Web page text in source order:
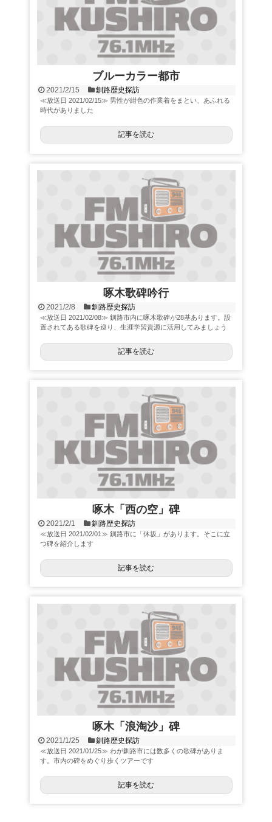
ブルーカラー都市
2021/2/15 釧路歴史探訪
≪放送日 2021/02/15≫ 男性が紺色の作業着をまとい、あふれる
時代がありました
記事を読む
啄木歌碑吟行
2021/2/8 釧路歴史探訪
≪放送日 2021/02/08≫ 釧路市内に啄木歌碑が28基あります。設
置されてある歌碑を巡り、生涯学習資源に活用してみましょう
記事を読む
啄木「西の空」碑
2021/2/1 釧路歴史探訪
≪放送日 2021/02/01≫ 釧路市に「休坂」があります。そこに立
つ碑を紹介します
記事を読む
啄木「浪淘沙」碑
2021/1/25 釧路歴史探訪
≪放送日 2021/01/25≫ わが釧路市には数多くの歌碑がありま
す。市内の碑をめぐり歩くツアーです
記事を読む